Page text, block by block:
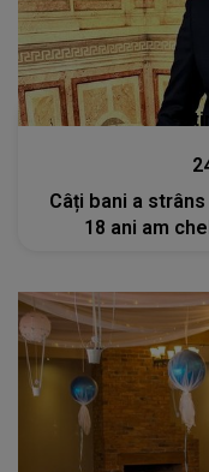
Câți bani a
18 ani am